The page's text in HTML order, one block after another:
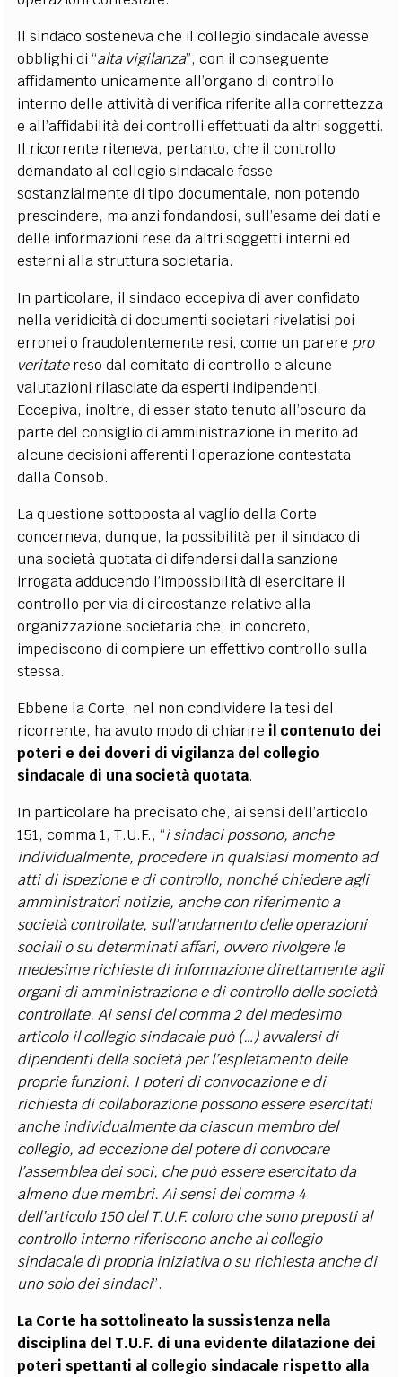
Il sindaco sosteneva che il collegio sindacale avesse
obblighi di “alta vigilanza”, con il conseguente
affidamento unicamente all’organo di controllo
interno delle attività di verifica riferite alla correttezza
e all’affidabilità dei controlli effettuati da altri soggetti.
Il ricorrente riteneva, pertanto, che il controllo
demandato al collegio sindacale fosse
sostanzialmente di tipo documentale, non potendo
prescindere, ma anzi fondandosi, sull’esame dei dati e
delle informazioni rese da altri soggetti interni ed
esterni alla struttura societaria.
In particolare, il sindaco eccepiva di aver confidato
nella veridicità di documenti societari rivelatisi poi
erronei o fraudolentemente resi, come un parere pro
veritatereso dal comitato di controllo e alcune
valutazioni rilasciate da esperti indipendenti.
Eccepiva, inoltre, di esser stato tenuto all’oscuro da
parte del consiglio di amministrazione in merito ad
alcune decisioni afferenti l’operazione contestata
dalla Consob.
La questione sottoposta al vaglio della Corte
concerneva, dunque, la possibilità per il sindaco di
una società quotata di difendersi dalla sanzione
irrogata adducendo l’impossibilità di esercitare il
controllo per via di circostanze relative alla
organizzazione societaria che, in concreto,
impediscono di compiere un effettivo controllo sulla
stessa.
Ebbene la Corte, nel non condividere la tesi del
ricorrente, ha avuto modo di chiarire il contenuto dei
poteri e dei doveri di vigilanza del collegio
sindacale di una società quotata.
In particolare ha precisato che, ai sensi dell’articolo
151, comma 1, T.U.F., “i sindaci possono, anche
individualmente, procedere in qualsiasi momento ad
atti di ispezione e di controllo, nonché chiedere agli
amministratori notizie, anche con riferimento a
società controllate, sull’andamento delle operazioni
sociali o su determinati affari, ovvero rivolgere le
medesime richieste di informazione direttamente agli
organi di amministrazione e di controllo delle società
controllate. Ai sensi del comma 2 del medesimo
articolo il collegio sindacale può (…) avvalersi di
dipendenti della società per l’espletamento delle
proprie funzioni. I poteri di convocazione e di
richiesta di collaborazione possono essere esercitati
anche individualmente da ciascun membro del
collegio, ad eccezione del potere di convocare
l’assemblea dei soci, che può essere esercitato da
almeno due membri. Ai sensi del comma 4
dell’articolo 150 del T.U.F. coloro che sono preposti al
controllo interno riferiscono anche al collegio
sindacale di propria iniziativa o su richiesta anche di
uno solo dei sindaci”.
La Corte ha sottolineato la sussistenza nella
disciplina del T.U.F. di una evidente dilatazione dei
poteri spettanti al collegio sindacale rispetto alla